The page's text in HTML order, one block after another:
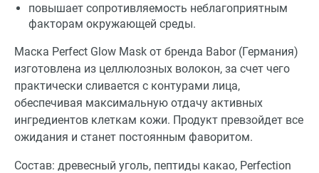
повышает сопротивляемость неблагоприятным
факторам окружающей среды.
Маска Perfect Glow Mask от бренда Babor (Германия)
изготовлена из целлюлозных волокон, за счет чего
практически сливается с контурами лица,
обеспечивая максимальную отдачу активных
ингредиентов клеткам кожи. Продукт превзойдет все
ожидания и станет постоянным фаворитом.
Состав: древесный уголь, пептиды какао, Perfection